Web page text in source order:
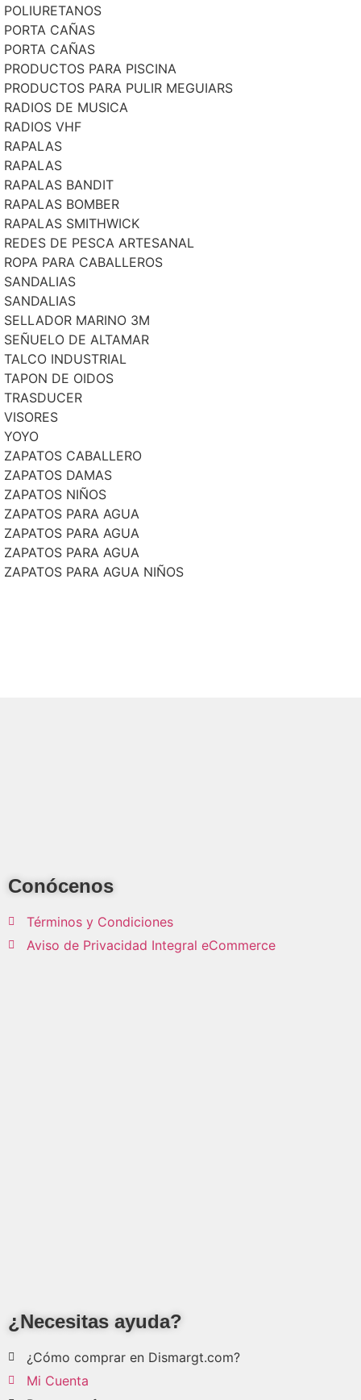
POLIURETANOS
PORTA CAÑAS
PORTA CAÑAS
PRODUCTOS PARA PISCINA
PRODUCTOS PARA PULIR MEGUIARS
RADIOS DE MUSICA
RADIOS VHF
RAPALAS
RAPALAS
RAPALAS BANDIT
RAPALAS BOMBER
RAPALAS SMITHWICK
REDES DE PESCA ARTESANAL
ROPA PARA CABALLEROS
SANDALIAS
SANDALIAS
SELLADOR MARINO 3M
SEÑUELO DE ALTAMAR
TALCO INDUSTRIAL
TAPON DE OIDOS
TRASDUCER
VISORES
YOYO
ZAPATOS CABALLERO
ZAPATOS DAMAS
ZAPATOS NIÑOS
ZAPATOS PARA AGUA
ZAPATOS PARA AGUA
ZAPATOS PARA AGUA
ZAPATOS PARA AGUA NIÑOS
Conócenos
Términos y Condiciones
Aviso de Privacidad Integral eCommerce
¿Necesitas ayuda?
¿Cómo comprar en Dismargt.com?
Mi Cuenta